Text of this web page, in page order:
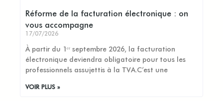
Réforme de la facturation électronique : on
vous accompagne
17/07/2026
À partir du 1ᵉʳ septembre 2026, la facturation
électronique deviendra obligatoire pour tous les
professionnels assujettis à la TVA.C’est une
VOIR PLUS »